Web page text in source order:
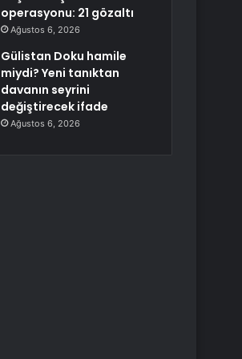
operasyonu: 21 gözaltı
Ağustos 6, 2026
Gülistan Doku hamile
miydi? Yeni tanıktan
davanın seyrini
değiştirecek ifade
Ağustos 6, 2026